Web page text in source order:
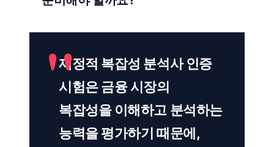
재정적 복잡성 분석사 인증
시험은 금융 시장의
복잡성을 이해하고 분석하는
능력을 평가하기 때문에,